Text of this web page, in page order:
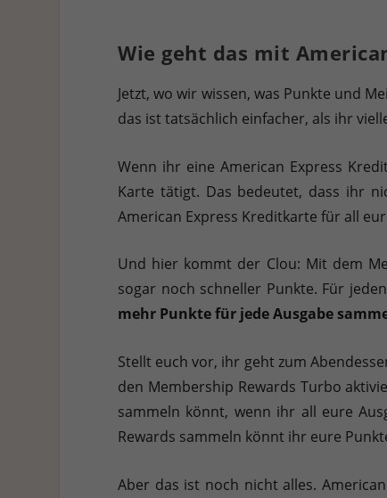
Wie geht das mit
Jetzt, wo wir wissen, was Punkte und
das ist tatsächlich einfacher, als ihr
Wenn ihr eine American Express
Karte tätigt. Das bedeutet, dass ihr
American Express Kreditkarte für all
Und hier kommt der Clou: Mit dem
sogar noch schneller Punkte. Für
mehr Punkte für jede Ausgabe
Stellt euch vor, ihr geht zum
den Membership Rewards Turbo
sammeln könnt, wenn ihr all eure
Rewards sammeln könnt ihr eure
Aber das ist noch nicht alles.